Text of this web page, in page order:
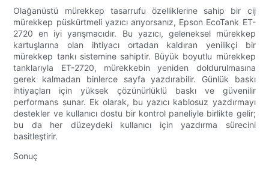
Olağanüstü mürekkep tasarrufu özelliklerine sahip bir cij
mürekkep püskürtmeli yazıcı arıyorsanız, Epson EcoTank ET-
2720 en iyi yarışmacıdır. Bu yazıcı, geleneksel mürekkep
kartuşlarına olan ihtiyacı ortadan kaldıran yenilikçi bir
mürekkep tankı sistemine sahiptir. Büyük boyutlu mürekkep
tanklarıyla ET-2720, mürekkebin yeniden doldurulmasına
gerek kalmadan binlerce sayfa yazdırabilir. Günlük baskı
ihtiyaçları için yüksek çözünürlüklü baskı ve güvenilir
performans sunar. Ek olarak, bu yazıcı kablosuz yazdırmayı
destekler ve kullanıcı dostu bir kontrol paneliyle birlikte gelir;
bu da her düzeydeki kullanıcı için yazdırma sürecini
basitleştirir.
Sonuç